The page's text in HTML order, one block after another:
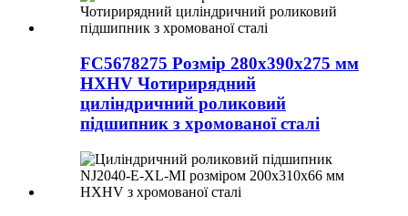
FC5678275 Розмір 280x390x275 мм
HXHV Чотирирядний
циліндричний роликовий
підшипник з хромованої сталі